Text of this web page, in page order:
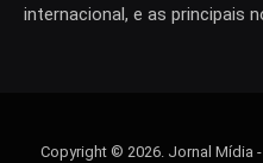
internacional, e as principais
Copyright © 2026. Jornal Mídia -